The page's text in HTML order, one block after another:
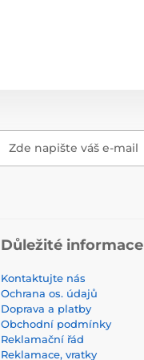
Zde napište váš e-mail
Důležité informace
Kontaktujte nás
Ochrana os. údajů
Doprava a platby
Obchodní podmínky
Reklamační řád
Reklamace, vratky